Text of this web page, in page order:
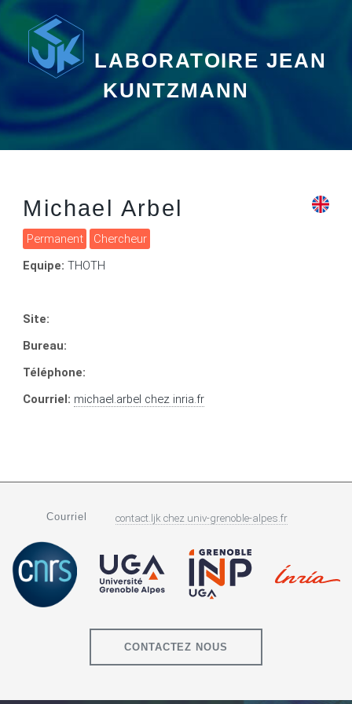
LABORATOIRE JEAN
KUNTZMANN
Michael Arbel
Permanent
Chercheur
Equipe:THOTH
Site:
Bureau:
Téléphone:
Courriel: michael.arbel chez inria.fr
Courriel contact.ljk chez univ-grenoble-alpes.fr
CONTACTEZ NOUS